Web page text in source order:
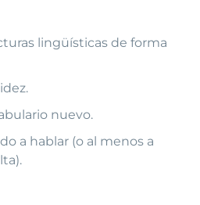
lingüísticas de forma
nuevo.
a hablar (o al menos a